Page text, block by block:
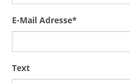
E-Mail Adresse*
Text